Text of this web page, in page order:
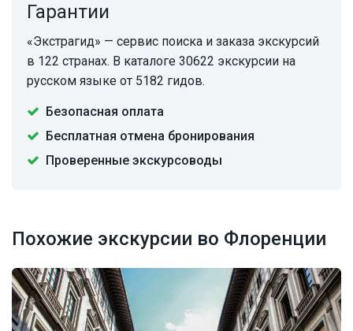
Гарантии
«Экстрагид» — сервис поиска и заказа экскурсий
в 122 странах. В каталоге 30622 экскурсии на
русском языке от 5182 гидов.
Безопасная оплата
Бесплатная отмена бронирования
Проверенные экскурсоводы
Похожие экскурсии во Флоренции